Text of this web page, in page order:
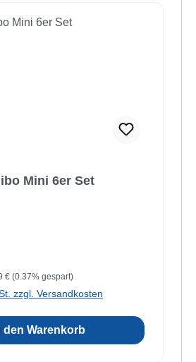
Mini 6er Set
Preis:
€ (0.37% gespart)
zzgl. Versandkosten
den Warenkorb